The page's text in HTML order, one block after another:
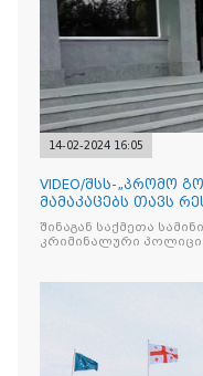
14-02-2024 16:05
VIDEO/შსს-„პრომო
მამაკაცებს თავს
და შეკვეთილი
თანხებს
შინაგან საქმეთა
კრიმინალური